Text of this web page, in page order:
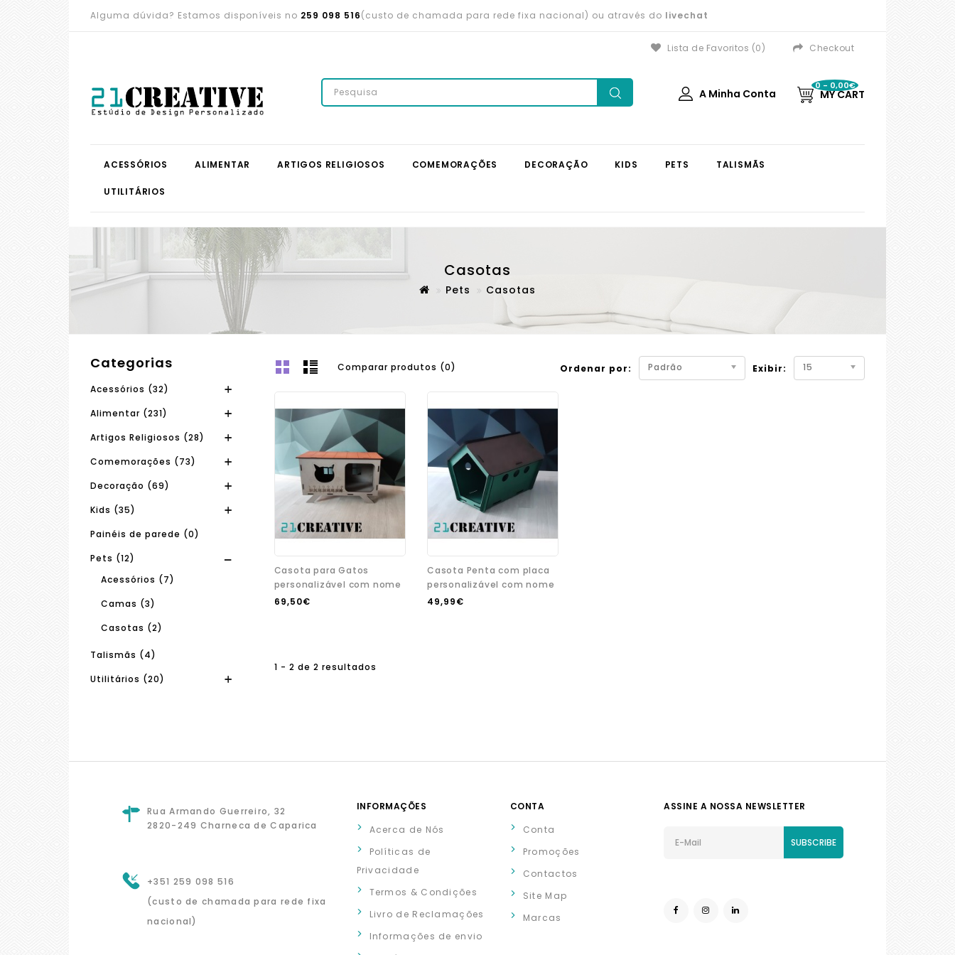
Alguma dúvida? Estamos disponíveis no 259 098 516(custo de chamada para rede fixa nacional) ou através do livechat
Lista de Favoritos (0) Checkout
MY CART
0 - 0,00€
A Minha Conta
ACESSÓRIOS ALIMENTAR ARTIGOS RELIGIOSOS COMEMORAÇÕES DECORAÇÃO KIDS PETS TALISMÃS
UTILITÁRIOS
Casotas
Pets Casotas
Categorias
Acessórios (32)
Alimentar (231)
Artigos Religiosos (28)
Comemorações (73)
Decoração (69)
Kids (35)
Painéis de parede (0)
Pets (12)
Acessórios (7)
Camas (3)
Casotas (2)
Talismãs (4)
Utilitários (20)
Comparar produtos (0) Ordenar por: Padrão Exibir: 15
Casota para Gatos
personalizável com nome
69,50€
Casota Penta com placa
personalizável com nome
49,99€
1 - 2 de 2 resultados
Rua Armando Guerreiro, 32
2820-249 Charneca de Caparica
+351 259 098 516
(custo de chamada para rede fixa
nacional)
INFORMAÇÕES
Acerca de Nós
Políticas de
Privacidade
Termos & Condições
Livro de Reclamações
Informações de envio
CONTA
Conta
Promoções
Contactos
Site Map
Marcas
ASSINE A NOSSA NEWSLETTER
SUBSCRIBE